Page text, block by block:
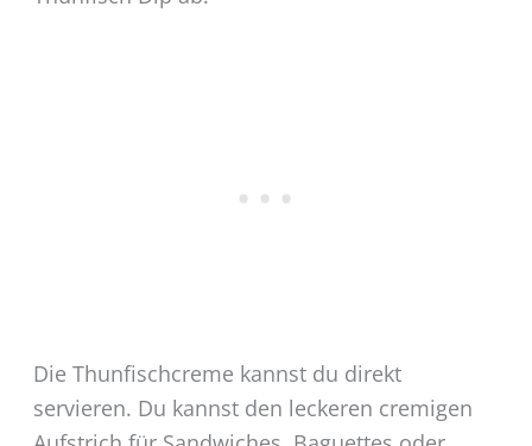
Die Thunfischcreme kannst du direkt
servieren. Du kannst den leckeren cremigen